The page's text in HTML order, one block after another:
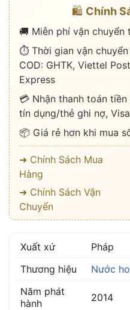
🛍️ Chính
🚚 Miễn phí vận chuyển
⏱️ Thời gian vận
COD: GHTK, Viettel
Express
💳 Nhận thanh toán
tín dụng/thẻ ghi nợ,
📦 Giá rẻ hơn khi mua
➜ Chính Sách Mua
Hàng
➜ Chính Sách Vận
Chuyển
Xuất xứ
Pháp
Thương hiệu
Nước
Năm phát
hành
2014